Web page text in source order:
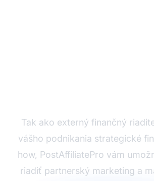
Tak ako externý finančný
vášho podnikania strategické
how, PostAffiliatePro vám
riadiť partnerský marketing a